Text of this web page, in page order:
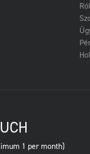
1 per month)